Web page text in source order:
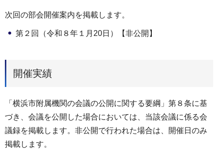
次回の部会開催案内を掲載します。
第２回（令和８年１月20日）【非公開】
開催実績
「横浜市附属機関の会議の公開に関する要綱」第８条に基
づき、会議を公開した場合においては、当該会議に係る会
議録を掲載します。非公開で行われた場合は、開催日のみ
掲載します。